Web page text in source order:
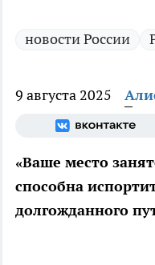
новости России
9 августа 2025
«Ваше место
способна
долгожданного